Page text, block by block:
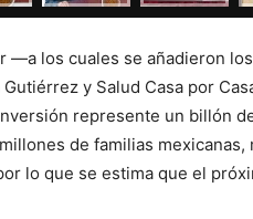
—a los cuales se añadieron
y Salud Casa por
represente un billón
de familias mexicanas,
lo que se estima que el